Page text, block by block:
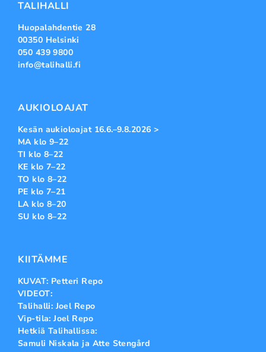
TALIHALLI
Huopalahdentie 28
00350 Helsinki
050 439 9800
info@talihalli.fi
AUKIOLOAJAT
Kesän aukioloajat 16.6.–9.8.2026 >
MA klo 9–22
TI klo 8–22
KE klo 7–22
TO klo 8–22
PE klo 7–21
LA klo 8–20
SU klo 8–22
KIITÄMME
KUVAT: Petteri Repo
VIDEOT:
Talihalli: Joel Repo
Vip-tila: Joel Repo
Hetkiä Talihallissa:
Samuli Niskala ja Atte Stengård